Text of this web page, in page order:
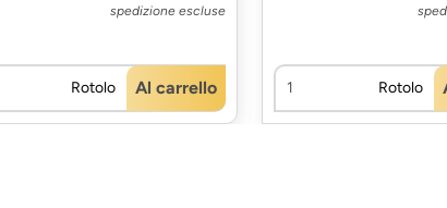
spedizione escluse
Rotolo Al carrello Rotolo